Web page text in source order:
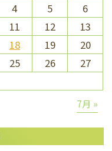
4 5
6
11 12
13
18 19
20
25 26
27
7月 »